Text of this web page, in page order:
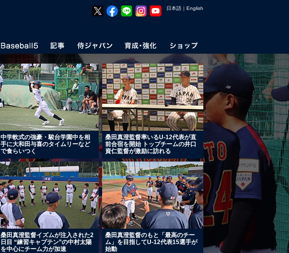
日本語 ｜ English
中学軟式の強豪・駿台学園中を相
手に大和田与喜のタイムリーなど
で食らいつく
桑田真澄監督率いるU-12代表が直
前合宿を開始 トップチームの井口
資仁監督が激励に訪れる
桑田真澄監督イズムが注入された2
日目 “練習キャプテン”の中村太陽
を中心にチーム力が加速
桑田真澄監督のもと「最高のチー
ム」を目指してU-12代表15選手が
始動
侍ジャパン